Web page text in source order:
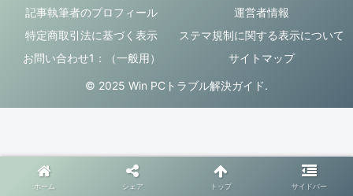
記事執筆者のプロフィール
運営者情報
特定商取引法に基づく表示
ステマ規制に関する表示について
お問い合わせ1：（一般用）
サイトマップ
© 2025 Win PCトラブル解決ガイド.
ホーム シェア トップ サイドバー